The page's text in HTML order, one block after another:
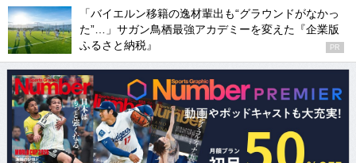
「バイエルン移籍の逸材輩出も“グラウンドがなかっ
た”…」サガン鳥栖最強アカデミーを変えた『企業版
ふるさと納税』
PR